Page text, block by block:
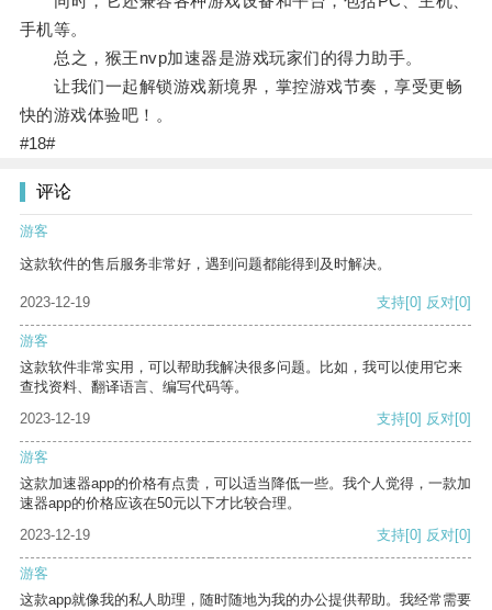
手机等。
总之，猴王nvp加速器是游戏玩家们的得力助手。
让我们一起解锁游戏新境界，掌控游戏节奏，享受更畅
快的游戏体验吧！。
#18#
评论
游客
这款软件的售后服务非常好，遇到问题都能得到及时解决。
2023-12-19 支持[0] 反对[0]
游客
这款软件非常实用，可以帮助我解决很多问题。比如，我可以使用它来
查找资料、翻译语言、编写代码等。
2023-12-19
支持[0] 反对[0]
游客
这款加速器app的价格有点贵，可以适当降低一些。我个人觉得，一款加
速器app的价格应该在50元以下才比较合理。
2023-12-19
支持[0] 反对[0]
游客
这款app就像我的私人助理，随时随地为我的办公提供帮助。我经常需要